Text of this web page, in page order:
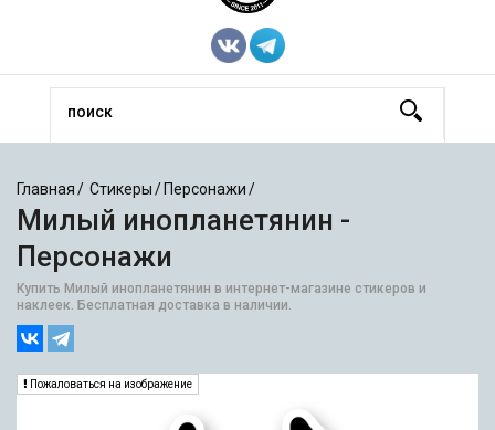
Главная Стикеры Персонажи
Милый инопланетянин -
Персонажи
Купить Милый инопланетянин в интернет-магазине стикеров и
наклеек. Бесплатная доставка в наличии.
Пожаловаться на изображение